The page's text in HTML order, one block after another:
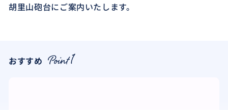
胡里山砲台にご案内いたします。
おすすめ